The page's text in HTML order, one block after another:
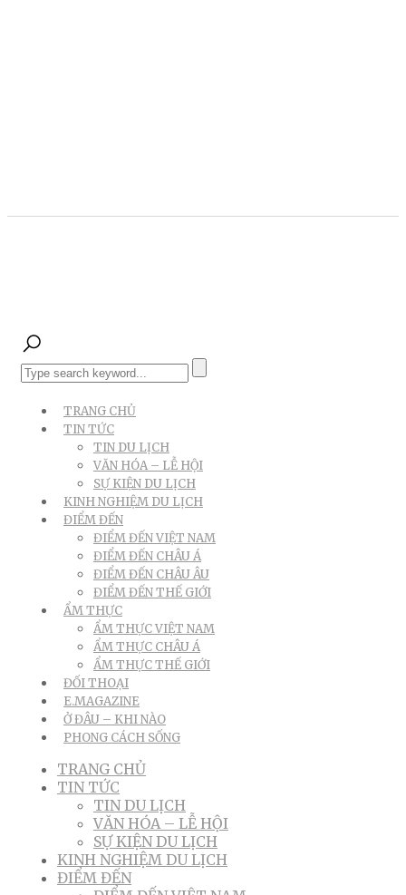
TRANG CHỦ
TIN TỨC
TIN DU LỊCH
VĂN HÓA – LỄ HỘI
SỰ KIỆN DU LỊCH
KINH NGHIỆM DU LỊCH
ĐIỂM ĐẾN
ĐIỂM ĐẾN VIỆT NAM
ĐIỂM ĐẾN CHÂU Á
ĐIỂM ĐẾN CHÂU ÂU
ĐIỂM ĐẾN THẾ GIỚI
ẨM THỰC
ẨM THỰC VIỆT NAM
ẨM THỰC CHÂU Á
ẨM THỰC THẾ GIỚI
ĐỐI THOẠI
E.MAGAZINE
Ở ĐÂU – KHI NÀO
PHONG CÁCH SỐNG
TRANG CHỦ
TIN TỨC
TIN DU LỊCH
VĂN HÓA – LỄ HỘI
SỰ KIỆN DU LỊCH
KINH NGHIỆM DU LỊCH
ĐIỂM ĐẾN